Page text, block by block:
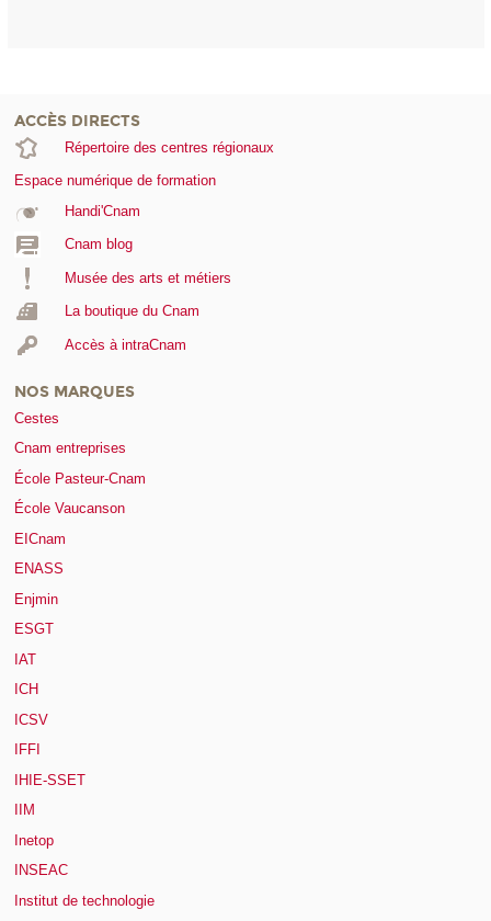
ACCÈS DIRECTS
Répertoire des centres régionaux
Espace numérique de formation
Handi'Cnam
Cnam blog
Musée des arts et métiers
La boutique du Cnam
Accès à intraCnam
NOS MARQUES
Cestes
Cnam entreprises
École Pasteur-Cnam
École Vaucanson
EICnam
ENASS
Enjmin
ESGT
IAT
ICH
ICSV
IFFI
IHIE-SSET
IIM
Inetop
INSEAC
Institut de technologie